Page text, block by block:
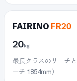
FAIRINO FR20
20kg
最長クラスのリーチ
ーチ 1854mm）